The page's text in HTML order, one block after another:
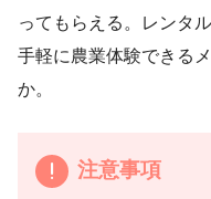
ってもらえる。レンタ
手軽に農業体験できる
か。
注意事項